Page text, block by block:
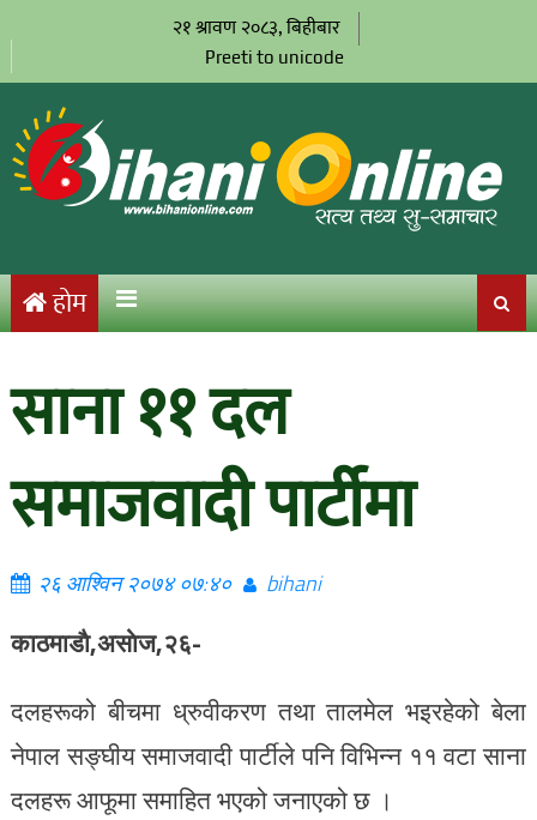
२१ श्रावण २०८३, बिहीबार
Preeti to unicode
होम
साना ११ दल
समाजवादी पार्टीमा
२६ आश्विन २०७४ ०७:४० bihani
काठमाडाै,असाेज,२६-
दलहरूको बीचमा ध्रुवीकरण तथा तालमेल भइरहेको बेला
नेपाल सङ्घीय समाजवादी पार्टीले पनि विभिन्न ११ वटा साना
दलहरू आफूमा समाहित भएको जनाएको छ ।